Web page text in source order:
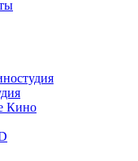
Кино